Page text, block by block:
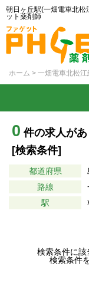
朝日ヶ丘駅(一畑電車北
ット薬剤師
ホーム 一畑電車北松江
0 件の求人が
[検索条件]
都道府県
路線
駅
検索条件に該
検索条件